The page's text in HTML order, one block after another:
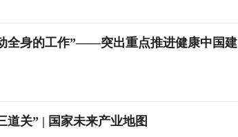
全身的工作”——突出重点推进健康中国建
道关” | 国家未来产业地图